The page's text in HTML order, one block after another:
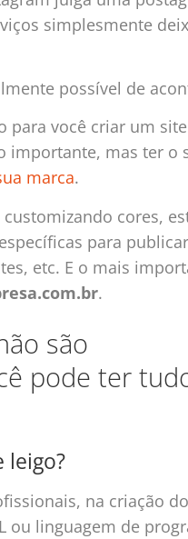
simplesmente
possível de
para você criar um
importante, mas ter o
marca.
cores,
para
etc. E o mais
.
são
pode ter
leigo?
na criação
ou linguagem de